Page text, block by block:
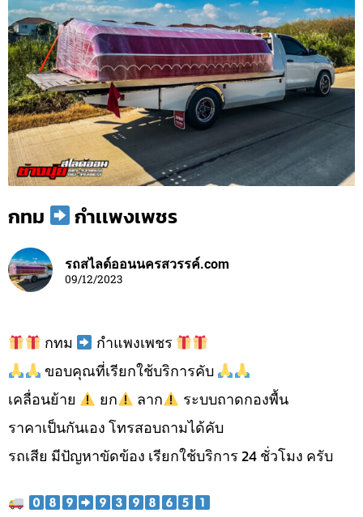
กทม กำเเพงเพชร
รถสไลด์ออนนครสวรรค์.com
09/12/2023
กทม
กำแพงเพชร
ขอบคุณที่เรียกใช้บริการคับ
เคลื่อนย้าย
ยก ลาก
ระบบถาดกองพื้น
ราคาเป็นกันเอง โทรสอบถามได้คับ
รถเสีย มีปัญหาขัดข้อง เรียกใช้บริการ 24 ชั่วโมง ครับ